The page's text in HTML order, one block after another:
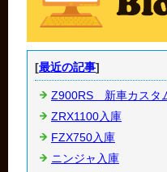
[最近の記事]
Z900RS 新車カスタ
ZRX1100入庫
FZX750入庫
ニンジャ入庫